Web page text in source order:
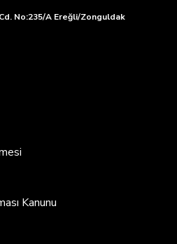
No:235/A Ereğli/Zonguldak
Kanunu